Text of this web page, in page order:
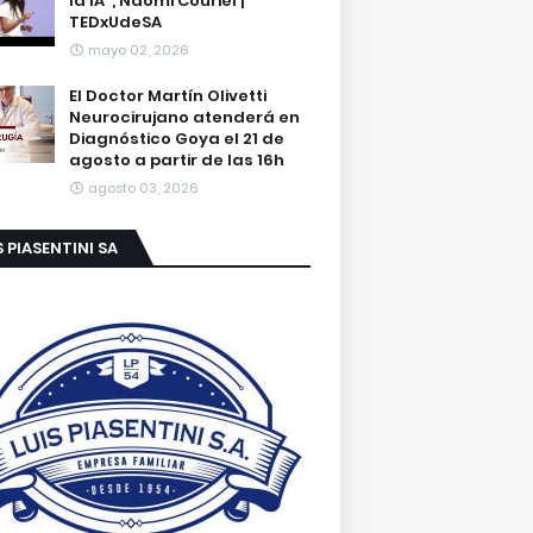
TEDxUdeSA
mayo 02, 2026
El Doctor Martín Olivetti
Neurocirujano atenderá en
Diagnóstico Goya el 21 de
agosto a partir de las 16h
agosto 03, 2026
PIASENTINI SA